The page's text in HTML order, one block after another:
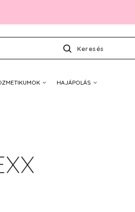
Keresés
HAJÁPOLÁS